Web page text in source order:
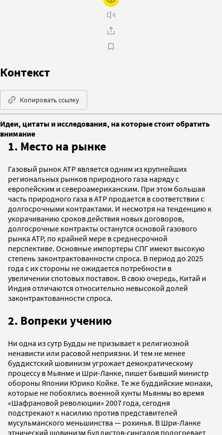
Контекст
Копировать ссылку
Идеи, цитаты и исследования, на которые стоит обратить
внимание
1. Место на рынке
Газовый рынок АТР является одним из крупнейших
региональных рынков природного газа наряду с
европейским и североамериканским. При этом большая
часть природного газа в АТР продается в соответствии с
долгосрочными контрактами. И несмотря на тенденцию к
укорачиванию сроков действия новых договоров,
долгосрочные контракты останутся основой газового
рынка АТР, по крайней мере в среднесрочной
перспективе. Основные импортеры СПГ имеют высокую
степень законтрактованности спроса. В период до 2025
года с их стороны не ожидается потребности в
увеличении спотовых поставок. В свою очередь, Китай и
Индия отличаются относительно невысокой долей
законтрактованности спроса.
2. Вопреки учению
Ни одна из сутр Будды не призывает к религиозной
ненависти или расовой неприязни. И тем не менее
буддистский шовинизм угрожает демократическому
процессу в Мьянме и Шри-Ланке, пишет бывший министр
обороны Японии Юрико Койке. Те же буддийские монахи,
которые не побоялись военной хунты Мьянмы во время
«Шафрановой революции» 2007 года, сегодня
подстрекают к насилию против представителей
мусульманского меньшинства — рохинья. В Шри-Ланке
этнический шовинизм буддистов-сингалов подогревает